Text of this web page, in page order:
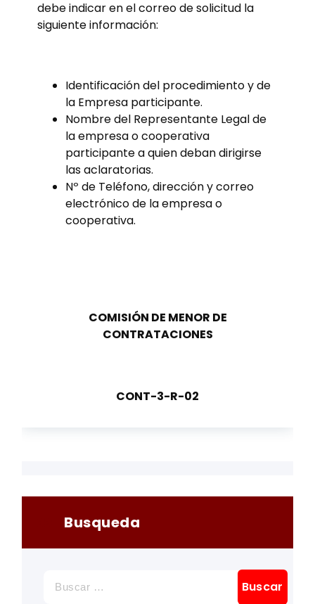
debe indicar en el correo de solicitud la
siguiente información:
Identificación del procedimiento y de
la Empresa participante.
Nombre del Representante Legal de
la empresa o cooperativa
participante a quien deban dirigirse
las aclaratorias.
Nº de Teléfono, dirección y correo
electrónico de la empresa o
cooperativa.
COMISIÓN DE MENOR DE
CONTRATACIONES
CONT-3-R-02
Busqueda